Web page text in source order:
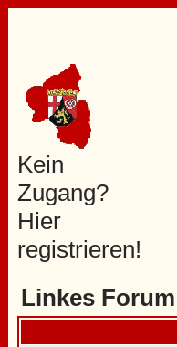
Kein
Zugang?
Hier
registrieren!
Linkes